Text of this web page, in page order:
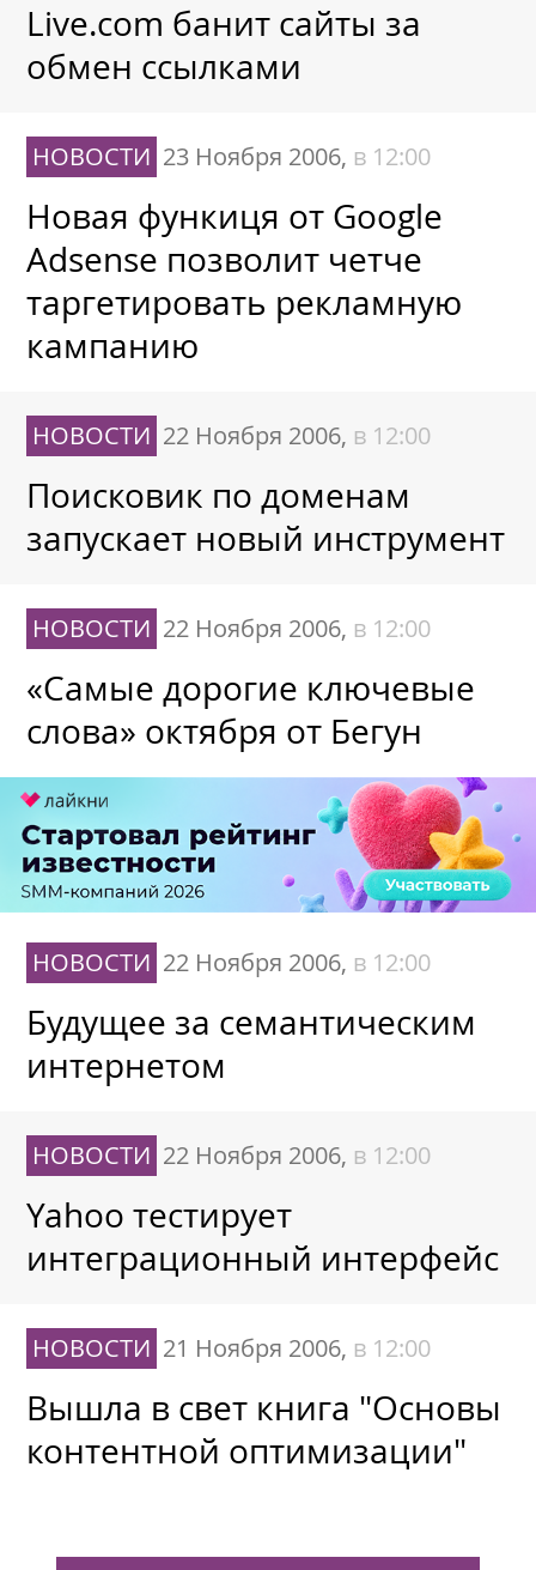
Live.com банит сайты за
обмен ссылками
НОВОСТИ 23 Ноября 2006, в 12:00
Новая функиця от Google
Adsense позволит четче
таргетировать рекламную
кампанию
НОВОСТИ 22 Ноября 2006, в 12:00
Поисковик по доменам
запускает новый инструмент
НОВОСТИ 22 Ноября 2006, в 12:00
«Самые дорогие ключевые
слова» октября от Бегун
НОВОСТИ 22 Ноября 2006, в 12:00
Будущее за семантическим
интернетом
НОВОСТИ 22 Ноября 2006, в 12:00
Yahoo тестирует
интеграционный интерфейс
НОВОСТИ 21 Ноября 2006, в 12:00
Вышла в свет книга "Основы
контентной оптимизации"